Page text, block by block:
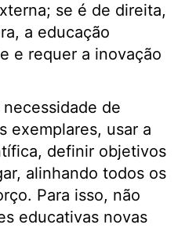
se é de direita,
a educação
e requer a inovação
de
exemplares, usar a
definir objetivos
alinhando todos os
Para isso, não
educativas novas